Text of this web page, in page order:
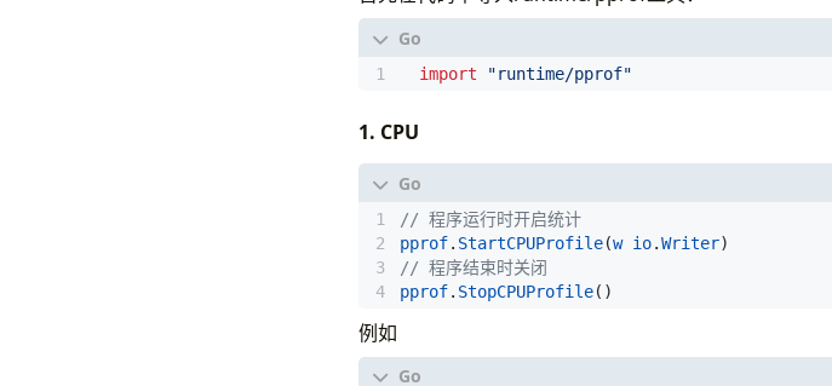
import "runtime/pprof"
1. CPU
4
// 程序运行时开启统计
pprof. StartCPUProfile(w io.Writer)
// 程序结束时关闭
pprof. StopCPUProfile()
例如